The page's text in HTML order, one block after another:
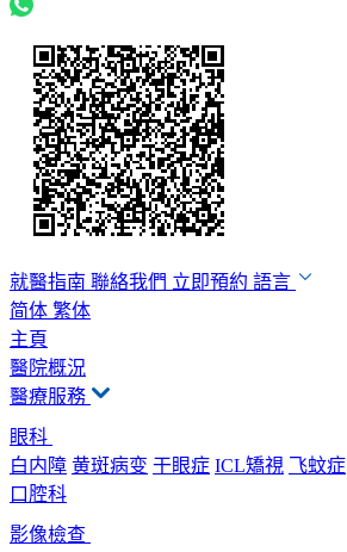
就醫指南 聯絡我們 立即預約 語言
简体 繁体
主頁
醫院概況
醫療服務
眼科
白内障 黄斑病变 干眼症 ICL矯視 飞蚊症
口腔科
影像檢查